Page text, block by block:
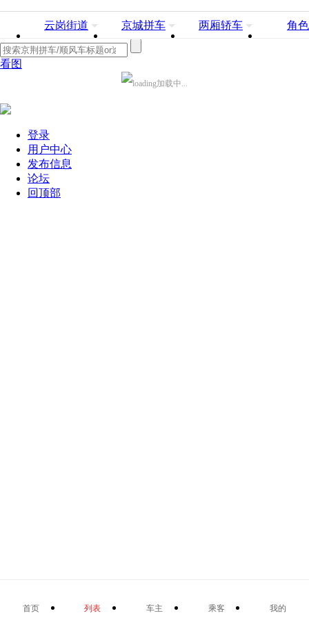
云岗街道 京城拼车 两厢轿车 角色
看图
加载中...
登录
用户中心
发布信息
论坛
回顶部
首页 列表 车主 乘客 我的